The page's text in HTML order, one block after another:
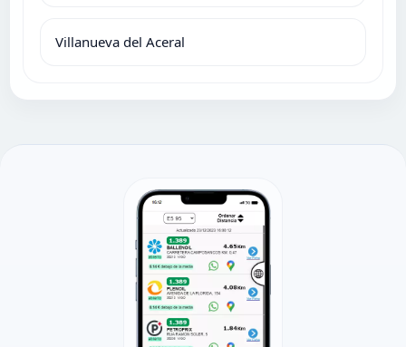
Villanueva del Aceral